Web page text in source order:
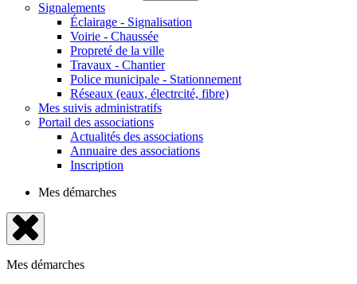
Signalements
Éclairage - Signalisation
Voirie - Chaussée
Propreté de la ville
Travaux - Chantier
Police municipale - Stationnement
Réseaux (eaux, électrcité, fibre)
Mes suivis administratifs
Portail des associations
Actualités des associations
Annuaire des associations
Inscription
Mes démarches
Fermer
le
menu
Mes démarches